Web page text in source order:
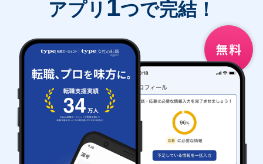
アプリ 1つで完結！